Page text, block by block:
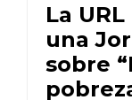
La
una
sobre